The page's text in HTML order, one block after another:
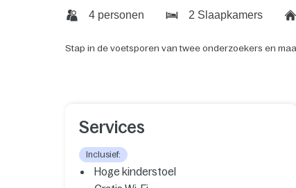
4 personen 2 Slaapkamers
Stap in de voetsporen van twee onderzoekers en
Services
Inclusief:
Hoge kinderstoel